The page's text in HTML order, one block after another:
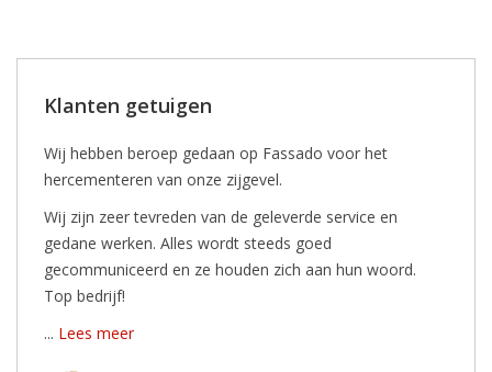
Klanten getuigen
Wij hebben beroep gedaan op Fassado voor het
hercementeren van onze zijgevel.
Wij zijn zeer tevreden van de geleverde service en
gedane werken. Alles wordt steeds goed
gecommuniceerd en ze houden zich aan hun woord.
Top bedrijf!
... Lees meer